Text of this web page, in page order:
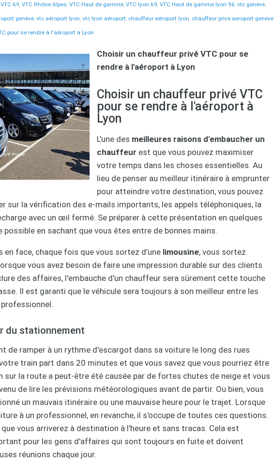
VTC 69, VTC Rhône Alpes, VTC Haut de gamme, VTC lyon 69, VTC Haut de gamme lyon 96, vtc genève,
genève, vtc aéroport lyon, vtc lyon aéroport, chauffeur aéroport lyon, chauffeur prive aeroport geneve
pour se rendre à l'aéroport à Lyon
Choisir un chauffeur privé VTC pour se
rendre à l'aéroport à Lyon
Choisir un chauffeur privé VTC
pour se rendre à l'aéroport à
Lyon
L'une des meilleures raisons d'embaucher un
chauffeur est que vous pouvez maximiser
votre temps dans les choses essentielles. Au
lieu de penser au meilleur itinéraire à emprunter
pour atteindre votre destination, vous pouvez
sur la vérification des e-mails importants, les appels téléphoniques, la
avec un œil fermé. Se préparer à cette présentation en quelques
possible en sachant que vous êtes entre de bonnes mains.
en face, chaque fois que vous sortez d’une limousine, vous sortez
vous avez besoin de faire une impression durable sur des clients
des affaires, l'embauche d'un chauffeur sera sûrement cette touche
Il est garanti que le véhicule sera toujours à son meilleur entre les
du stationnement
de ramper à un rythme d'escargot dans sa voiture le long des rues
train part dans 20 minutes et que vous savez que vous pourriez être
sur la route a peut-être été causée par de fortes chutes de neige et vous
de lire les prévisions météorologiques avant de partir. Ou bien, vous
un mauvais itinéraire ou une mauvaise heure pour le trajet. Lorsque
à un professionnel, en revanche, il s'occupe de toutes ces questions.
vous arriverez à destination à l'heure et sans tracas. Cela est
pour les gens d'affaires qui sont toujours en fuite et doivent
réunions chaque jour.